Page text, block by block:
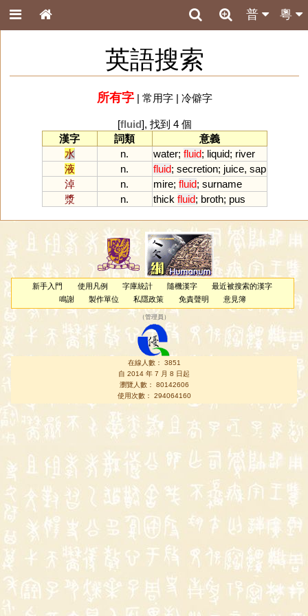
粵
普
英語搜索
所有字| 常用字| 冷僻字
[fluid], 找到 4 個
漢字
詞類
意義
水
n. water; fluid; liquid; river
液
n. fluid; secretion; juice, sap
淖
n. mire; fluid; surname
漿
n. thick fluid; broth; pus
新手入門 使用凡例 字庫統計 隨機漢字
最近被搜索的漢字
鳴謝
製作單位 私隱政策 免責聲明 意見簿
（管理員 ）
在線人數： 3851
自 2014 年 7 月 8 日起
瀏覽人數： 80142606
使用次數： 294064160